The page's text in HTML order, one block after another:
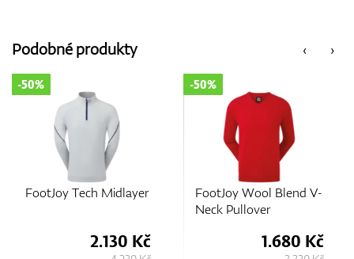
‹
Podobné produkty ›
FootJoy Wool Blend V-
1.680 Kč
FootJoy Nautical Flag
Tonal Chill-Out
2.600 Kč